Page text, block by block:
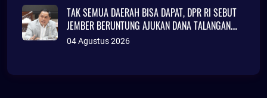
TAK SEMUA DAERAH BISA DAPAT, DPR RI SEBUT
JEMBER BERUNTUNG AJUKAN DANA TALANGAN
Rp786 MILIAR
04 Agustus 2026